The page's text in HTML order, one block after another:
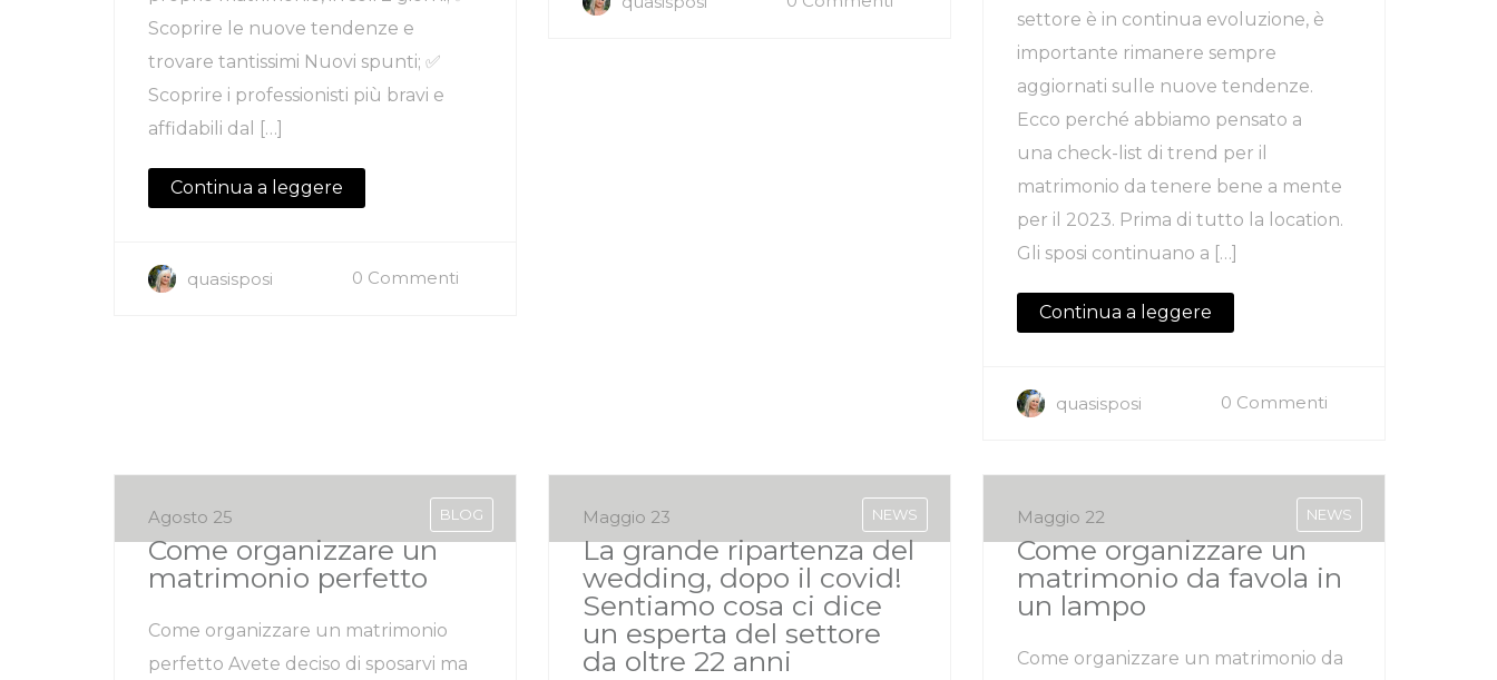
Scoprire le nuove tendenze e
trovare tantissimi Nuovi spunti; ✅
Scoprire i professionisti più bravi e
affidabili dal […]
Continua a leggere
quasisposi 0 Commenti
settore è in continua evoluzione, è
importante rimanere sempre
aggiornati sulle nuove tendenze.
Ecco perché abbiamo pensato a
una check-list di trend per il
matrimonio da tenere bene a mente
per il 2023. Prima di tutto la location.
Gli sposi continuano a […]
Continua a leggere
quasisposi 0 Commenti
BLOG
Agosto 25
Come organizzare un
matrimonio perfetto
Come organizzare un matrimonio
perfetto Avete deciso di sposarvi ma
NEWS
Maggio 23
La grande ripartenza del
wedding, dopo il covid!
Sentiamo cosa ci dice
un esperta del settore
da oltre 22 anni
NEWS
Maggio 22
Come organizzare un
matrimonio da favola in
un lampo
Come organizzare un matrimonio da